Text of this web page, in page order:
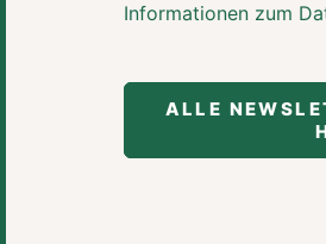
Informationen zum
ALLE